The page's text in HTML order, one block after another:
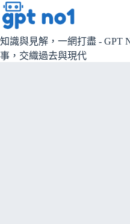
跳
至
主
要
知識與見解，一網打盡 - GPT
事，交織過去與現代